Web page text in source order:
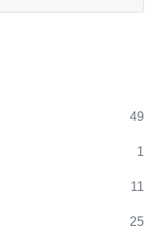
49
1
11
25